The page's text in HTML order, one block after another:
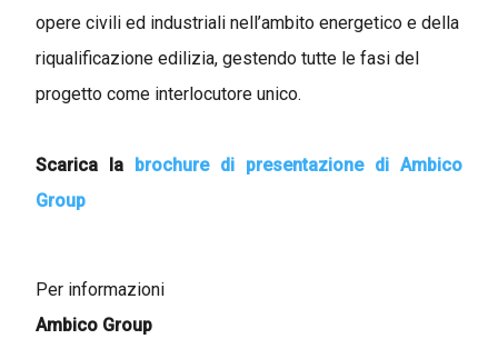
opere civili ed industriali nell’ambito energetico e della
riqualificazione edilizia, gestendo tutte le fasi del
progetto come interlocutore unico.
Scarica la
brochure di presentazione di Ambico
Group
Per informazioni
Ambico Group